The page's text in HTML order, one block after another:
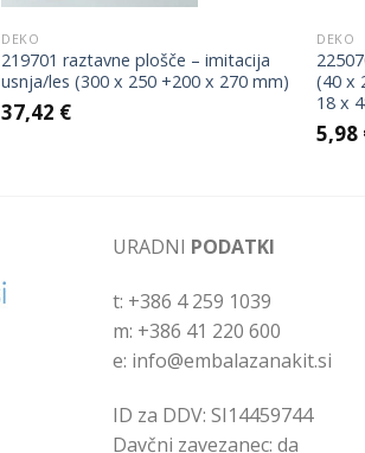
DEKO
219701 raztavne plošče – imitacija
usnja/les (300 x 250 +200 x 270 mm)
37,42 €
DEKO
(40 x
18 x
5,98
URADNI PODATKI
t: +386 4 259 1039
m: +386 41 220 600
e: info@embalazanakit.si
ID za DDV: SI14459744
Davčni zavezanec: da